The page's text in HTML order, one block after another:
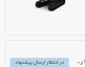
مزایده دولتی موتورسیکلت یاماها 125cc مدل 1375 رنگ زرشکی
در انتظار ارسال پیشنهاد